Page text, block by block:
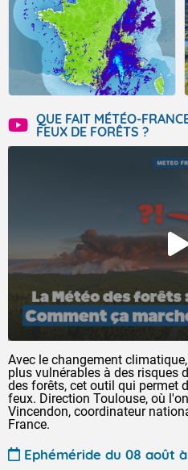
QUE FAIT MÉTÉO-
FEUX DE FORÊTS ?
Avec le changement
plus vulnérables à des risques
des forêts, cet outil qui permet
feux. Direction Toulouse, où
Vincendon, coordinateur
France.
Ephéméride du 08 août